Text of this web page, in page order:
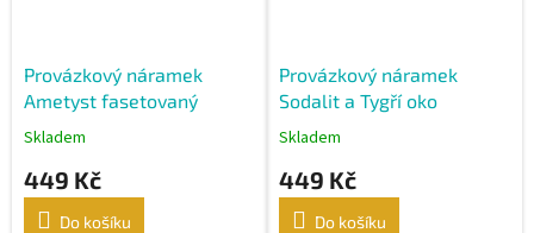
Provázkový náramek
Ametyst fasetovaný
Skladem
449 Kč
Do košíku
Provázkový náramek
Sodalit a Tygří oko
Skladem
449 Kč
Do košíku